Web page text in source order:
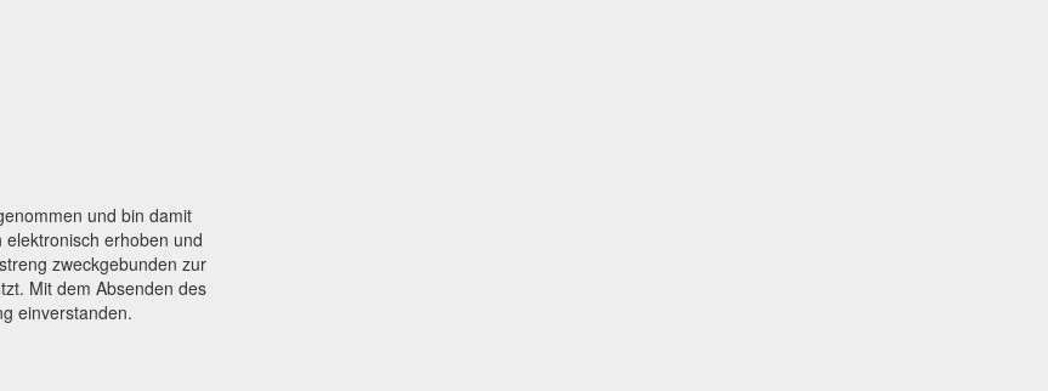
und bin damit
erhoben und
zweckgebunden zur
Mit dem Absenden des
einverstanden.